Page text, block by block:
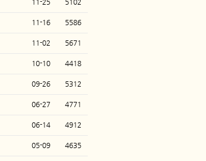
11-25 5102
11-16 5586
11-02 5671
10-10 4418
09-26 5312
06-27 4771
06-14 4912
05-09 4635